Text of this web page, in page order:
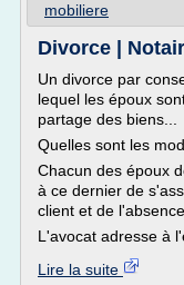
mobiliere
Divorce |
Un divorce par
lequel les époux
partage des biens...
Quelles sont les
Chacun des époux
à ce dernier de
client et de
L'avocat adresse à
Lire la suite